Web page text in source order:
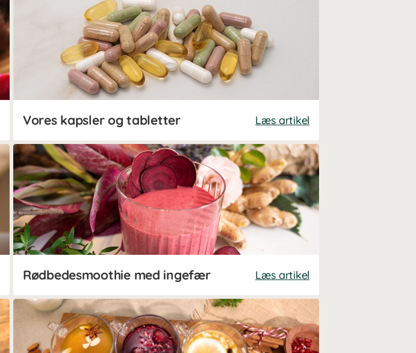
Vores kapsler og tabletter Læs artikel
Rødbedesmoothie med ingefær Læs artikel